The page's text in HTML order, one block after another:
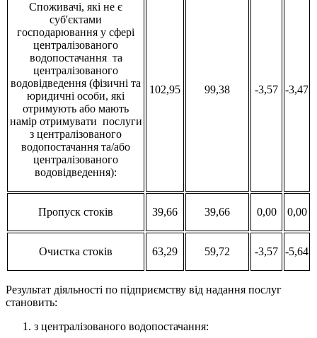
Споживачі, які не є
суб'єктами
господарювання у сфері
централізованого
водопостачання та
централізованого
водовідведення (фізичні та
юридичні особи, які
отримують або мають
намір отримувати послуги
з централізованого
водопостачання та/або
централізованого
водовідведення):
102,95 99,38 -3,57 -3,47
Пропуск стоків 39,66 39,66 0,00 0,00
Очистка стоків 63,29 59,72 -3,57 -5,64
Результат діяльності по підприємству від надання послуг
становить:
з централізованого водопостачання: